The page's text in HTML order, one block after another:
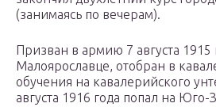
(занимаясь по вечерам).
Призван в армию 7 августа 1915
Малоярославце, отобран в
обучения на кавалерийского
августа 1916 года попал на